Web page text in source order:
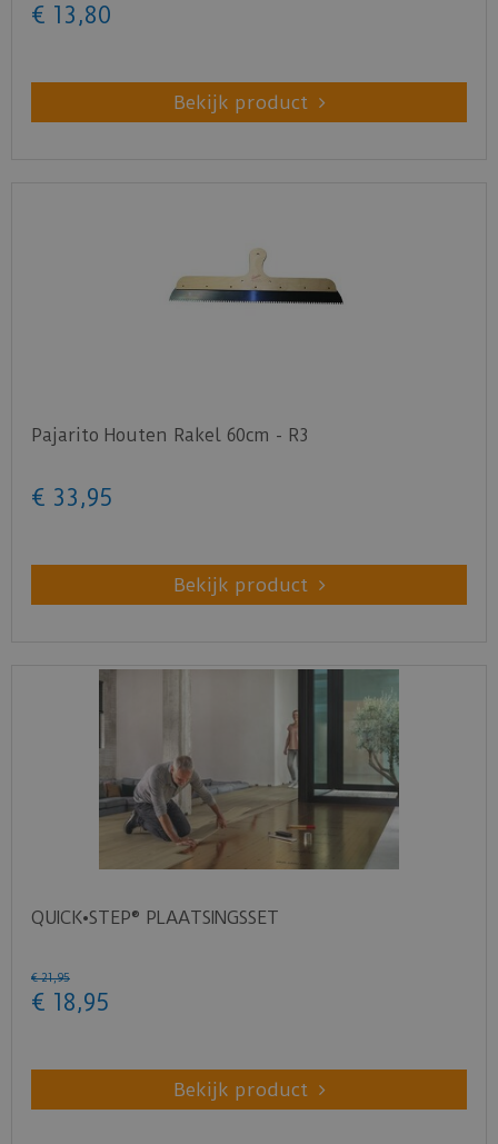
€ 13 ,80
Bekijk product
Pajarito Houten Rakel 60cm - R3
€ 33 ,95
Bekijk product
QUICK•STEP® PLAATSINGSSET
€ 21,95
€ 18,95
Bekijk product